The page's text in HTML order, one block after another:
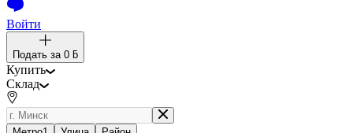
Войти
Подать за 0 ƃ
Купить
Склад